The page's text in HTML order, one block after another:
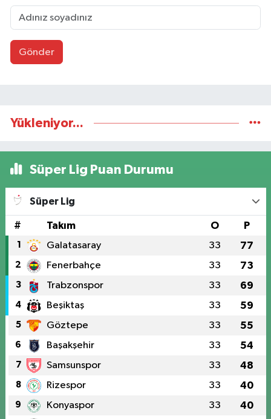
Gönder
Yükleniyor...
Süper Lig Puan Durumu
Süper Lig
# Takım O P
1 Galatasaray 33 77
2 Fenerbahçe 33 73
3 Trabzonspor 33 69
4 Beşiktaş 33 59
5 Göztepe 33 55
6 Başakşehir 33 54
7 Samsunspor 33 48
8 Rizespor 33 40
9 Konyaspor 33 40